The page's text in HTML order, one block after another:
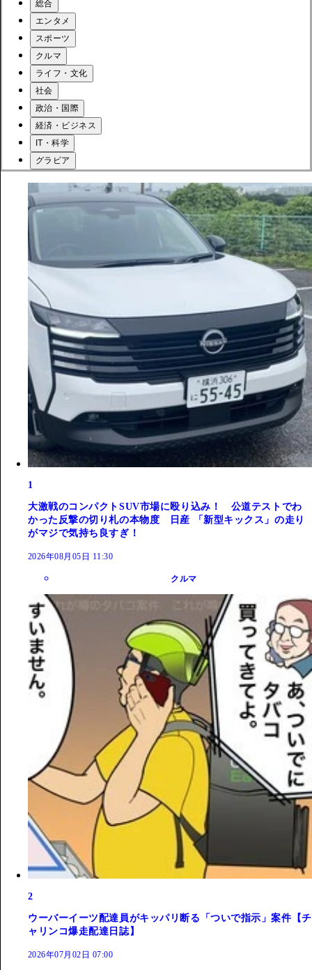
総合
エンタメ
スポーツ
クルマ
ライフ・文化
社会
政治・国際
経済・ビジネス
IT・科学
グラビア
1
大激戦のコンパクトSUV市場に殴り込み！ 公道テストでわ
かった反撃の切り札の本物度 日産 「新型キックス」の走り
がマジで気持ち良すぎ！
2026年08月05日 11:30
クルマ
2
ウーバーイーツ配達員がキッパリ断る「ついで指示」案件【チ
ャリンコ爆走配達日誌】
2026年07月02日 07:00